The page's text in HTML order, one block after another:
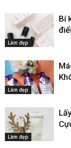
Làm đẹp
Bí
Làm đẹp
Làm đẹp